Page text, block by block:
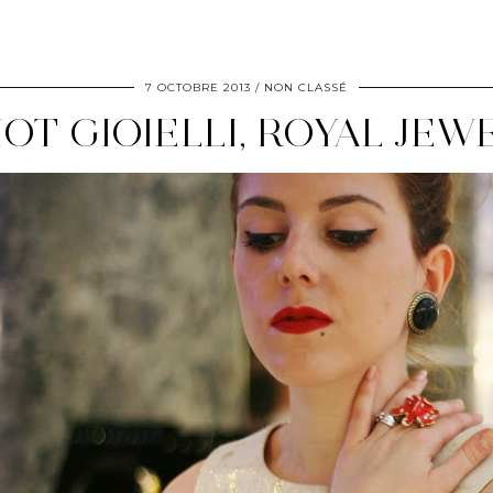
7 OCTOBRE 2013 NON CLASSÉ
GIOIELLI, ROYAL